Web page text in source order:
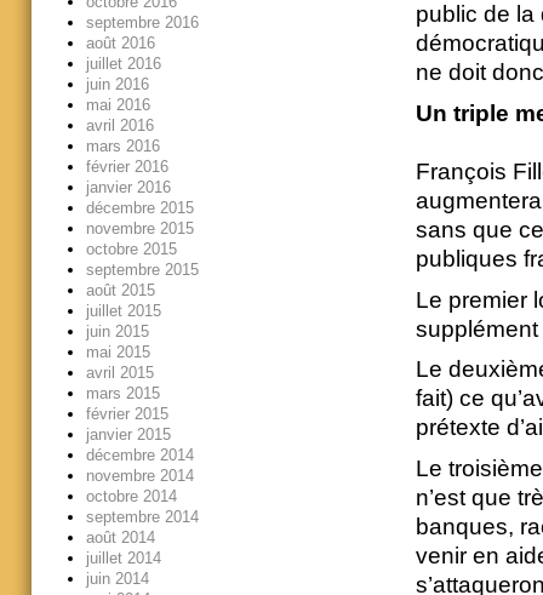
public de la
ne doit
Un triple
François
sans que
publiques
Le premier
Le
fait) ce
prétexte
Le
n’est que
banques,
venir en
septembre 2016
août 2016
juillet 2016
juin 2016
mai 2016
avril 2016
mars 2016
février 2016
janvier 2016
décembre 2015
novembre 2015
octobre 2015
septembre 2015
août 2015
juillet 2015
juin 2015
mai 2015
avril 2015
mars 2015
février 2015
janvier 2015
décembre 2014
novembre 2014
octobre 2014
septembre 2014
août 2014
juillet 2014
juin 2014